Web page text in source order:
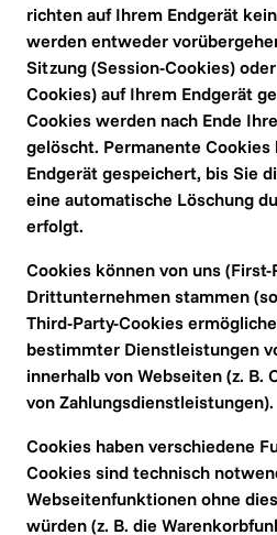
richten auf Ihrem Endgerät
werden entweder
Sitzung (Session-Cookies)
Cookies) auf Ihrem Endgerät
Cookies werden nach Ende
gelöscht. Permanente Cookies
Endgerät gespeichert, bis Sie
eine automatische Löschung
erfolgt.
Cookies können von uns
Drittunternehmen stammen
Third-Party-Cookies
bestimmter Dienstleistungen
innerhalb von Webseiten (z. B.
von Zahlungsdienstleistungen).
Cookies haben verschiedene
Cookies sind technisch
Webseitenfunktionen ohne
würden (z. B. die